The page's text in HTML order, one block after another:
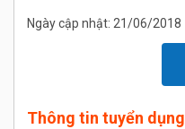
Ngày cập nhật: 21/06/2018
Thông tin tuyển dụng